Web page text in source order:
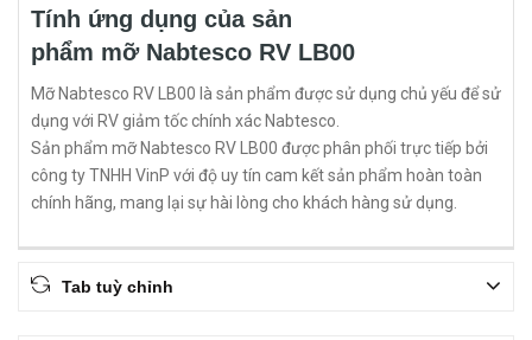
Tính ứng dụng của sản
phẩm mỡ Nabtesco RV LB00
Mỡ Nabtesco RV LB00 là sản phẩm được sử dụng chủ yếu để sử
dụng với RV giảm tốc chính xác Nabtesco.
Sản phẩm mỡ Nabtesco RV LB00 được phân phối trực tiếp bởi
công ty TNHH VinP với độ uy tín cam kết sản phẩm hoàn toàn
chính hãng, mang lại sự hài lòng cho khách hàng sử dụng.
Tab tuỳ chỉnh